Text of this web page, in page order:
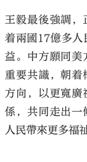
王毅最後強調，
着兩國17億多人
益。中方願同美
重要共識，朝着
方向，以更寬廣
係，共同走出一
人民帶來更多福